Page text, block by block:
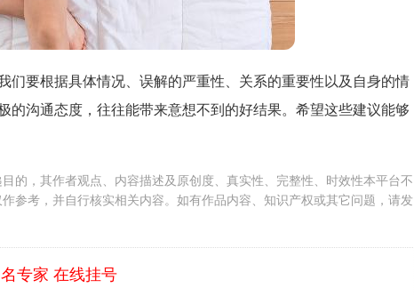
们要根据具体情况、误解的严重性、关系的重要性以及自身的情
沟通态度，往往能带来意想不到的好结果。希望这些建议能够
的，其作者观点、内容描述及原创度、真实性、完整性、时效性本平台不
参考，并自行核实相关内容。如有作品内容、知识产权或其它问题，请发
专家 在线挂号